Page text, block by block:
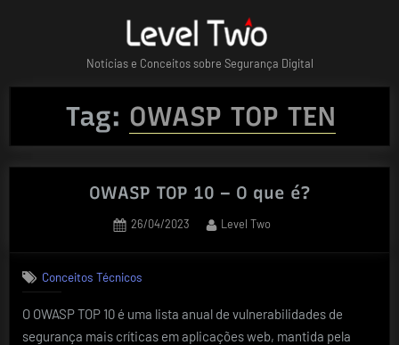
Notícias e Conceitos sobre Segurança Digital
Tag: OWASP TOP TEN
OWASP TOP 10 – O que é?
Posted
26/04/2023 By
Level Two
Conceitos Técnicos
O OWASP TOP 10 é uma lista anual de vulnerabilidades de
segurança mais críticas em aplicações web, mantida pela